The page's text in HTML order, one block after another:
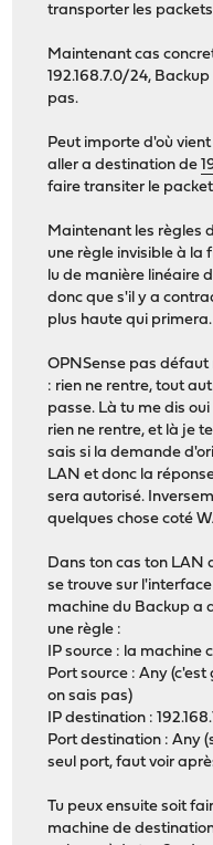
transporter les packets
Maintenant cas
192.168.7.0/24,
pas.
Peut importe d'où
aller a destination de
faire transiter le
Maintenant les règles
une règle invisible à la
lu de manière linéaire
donc que s'il y a
plus haute qui primera.
OPNSense pas défaut
: rien ne rentre, tout
passe. Là tu me dis
rien ne rentre, et là je
sais si la demande
LAN et donc la
sera autorisé.
quelques chose coté
Dans ton cas ton LAN
se trouve sur
machine du Backup a
une règle :
IP source : la machine
Port source : Any
on sais pas)
IP destination :
Port destination : Any
seul port, faut voir
Tu peux ensuite soit
machine de